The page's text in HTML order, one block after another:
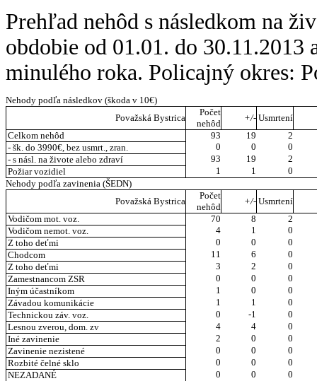
Prehľad nehôd s následkom na
obdobie od 01.01. do
minulého roka. Policajný okres:
Nehody podľa následkov (škoda v 10€)
Považská Bystrica
Počet
nehôd
+/- Usmrtení
Celkom nehôd
93 19
2
- šk. do 3990€, bez usmrt., zran.
0 0
0
- s násl. na živote alebo zdraví
93 19
2
Požiar vozidiel
1 1
0
Nehody podľa zavinenia (ŠEDN)
Považská Bystrica
Počet
nehôd
+/- Usmrtení
Vodičom mot. voz.
70 8
2
Vodičom nemot. voz.
4 1
0
Z toho deťmi
0 0
0
Chodcom
11 6
0
Z toho deťmi
3 2
0
Zamestnancom ZSR
0 0
0
Iným účastníkom
1 0
0
Závadou komunikácie
1 1
0
Technickou záv. voz.
0 -1
0
Lesnou zverou, dom. zv
4 4
0
Iné zavinenie
2 0
0
Zavinenie nezistené
0 0
0
Rozbité čelné sklo
0 0
0
NEZADANÉ
0 0
0